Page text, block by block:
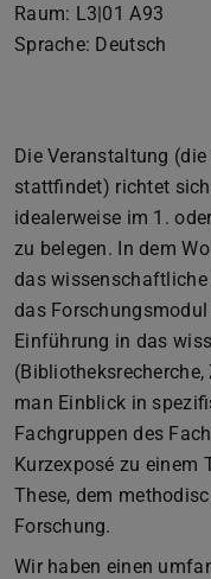
Raum: L3|01 A93
Sprache: Deutsch
Die Veranstaltung
stattfindet) richtet
idealerweise im 1.
zu belegen. In dem
das
das
Einführung in das
man Einblick in
Fachgruppen des
Kurzexposé zu einem
These, dem
Forschung.
Wir haben einen